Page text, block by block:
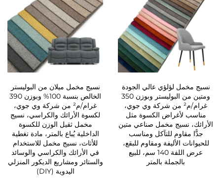
نسيج مخمل لؤلؤي عالي الجودة
ومتين من البوليستر وبوزن 350
غرام/م² من شركة وي جوي،
مناسب لأغراض الكسوة مثل
الأرائك، نسيج مخمل صناعي متين
جدًّا مقاوم للتآكل ومناسب
للحيوانات الأليفة ومقاوم للبقع،
عرض اللفة 140 سم، للبيع
بالجملة بالمتر
نسيج مخمل ميلان من البوليستر
الخالص بنسبة 100% وبوزن 390
غرام/م² من شركة وي جوي،
لكسوة الأرائك والكراسي، نسيج
مخمل ثقيل الوزن للكسوة
الداخلية يُباع بالمتر، مادة تغطية
للأثاث، نسيج مخمل للاستخدام
في الأرائك والكراسي والوسائد
والستائر ومشاريع الديكور المنزلي
اليدوية (DIY)